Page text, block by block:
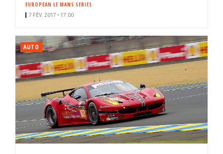
EUROPEAN LE MANS SERIES
7 FÉV. 2017 • 17:00
AUTO